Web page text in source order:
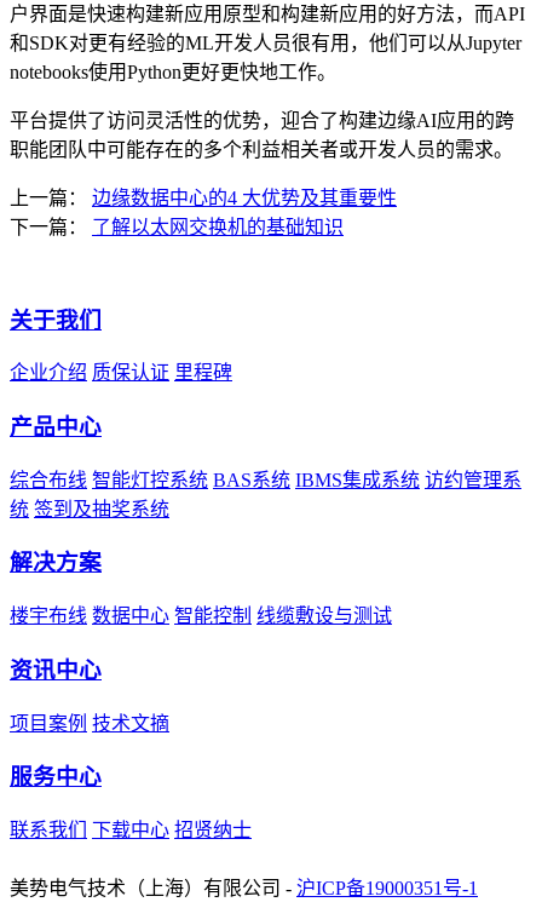
户界面是快速构建新应用原型和构建新应用的好方法，而API
和SDK对更有经验的ML开发人员很有用，他们可以从Jupyter
notebooks使用Python更好更快地工作。
平台提供了访问灵活性的优势，迎合了构建边缘AI应用的跨
职能团队中可能存在的多个利益相关者或开发人员的需求。
上一篇： 边缘数据中心的4 大优势及其重要性
下一篇： 了解以太网交换机的基础知识
关于我们
企业介绍 质保认证 里程碑
产品中心
综合布线 智能灯控系统 BAS系统 IBMS集成系统 访约管理系
统 签到及抽奖系统
解决方案
楼宇布线 数据中心 智能控制 线缆敷设与测试
资讯中心
项目案例 技术文摘
服务中心
联系我们 下载中心 招贤纳士
美势电气技术（上海）有限公司 - 沪ICP备19000351号-1